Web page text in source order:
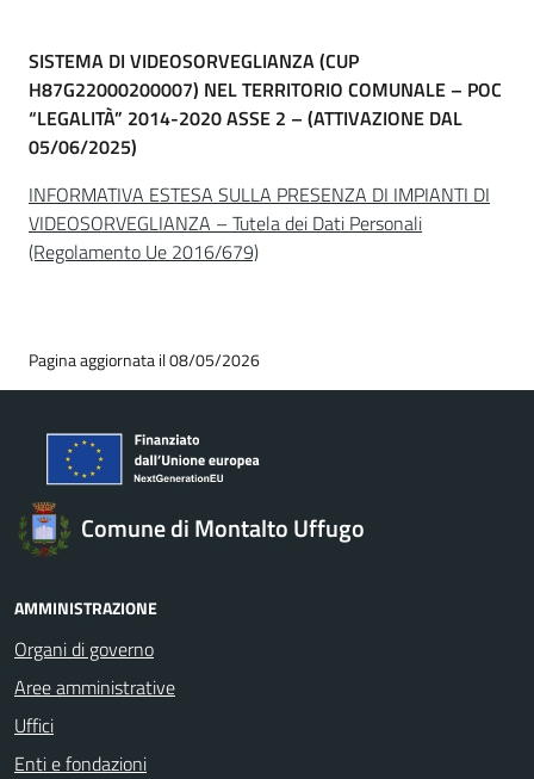
SISTEMA DI VIDEOSORVEGLIANZA (CUP
H87G22000200007) NEL TERRITORIO COMUNALE – POC
“LEGALITÀ” 2014-2020 ASSE 2 – (ATTIVAZIONE DAL
05/06/2025)
INFORMATIVA ESTESA SULLA PRESENZA DI IMPIANTI DI
VIDEOSORVEGLIANZA – Tutela dei Dati Personali
(Regolamento Ue 2016/679)
Pagina aggiornata il 08/05/2026
Comune di Montalto Uffugo
AMMINISTRAZIONE
Organi di governo
Aree amministrative
Uffici
Enti e fondazioni